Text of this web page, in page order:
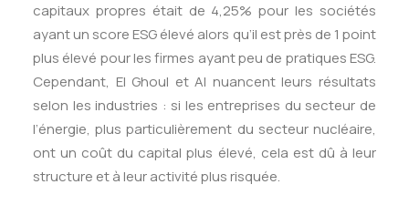
capitaux propres était de 4,25% pour les sociétés
ayant un score ESG élevé alors qu’il est près de 1 point
plus élevé pour les firmes ayant peu de pratiques ESG.
Cependant, El Ghoul et Al nuancent leurs résultats
selon les industries : si les entreprises du secteur de
l’énergie, plus particulièrement du secteur nucléaire,
ont un coût du capital plus élevé, cela est dû à leur
structure et à leur activité plus risquée.